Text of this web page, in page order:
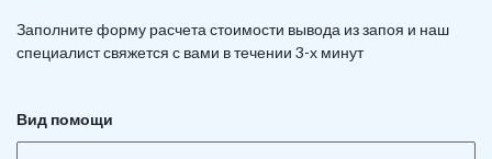
Заполните форму расчета стоимости вывода из запоя и наш
специалист свяжется с вами в течении 3-х минут
Вид помощи